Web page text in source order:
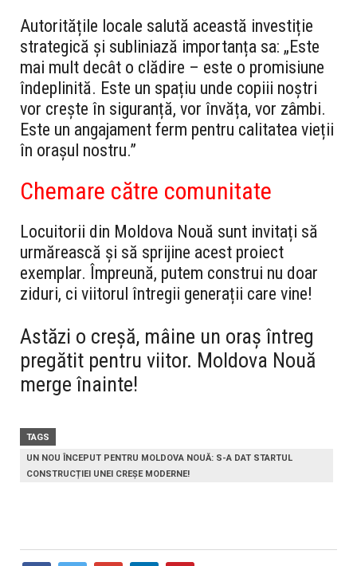
Autoritățile locale salută această investiție
strategică și subliniază importanța sa: „Este
mai mult decât o clădire – este o promisiune
îndeplinită. Este un spațiu unde copiii noștri
vor crește în siguranță, vor învăța, vor zâmbi.
Este un angajament ferm pentru calitatea vieții
în orașul nostru.”
Chemare către comunitate
Locuitorii din Moldova Nouă sunt invitați să
urmărească și să sprijine acest proiect
exemplar. Împreună, putem construi nu doar
ziduri, ci viitorul întregii generații care vine!
Astăzi o creșă, mâine un oraș întreg
pregătit pentru viitor. Moldova Nouă
merge înainte!
TAGS
UN NOU ÎNCEPUT PENTRU MOLDOVA NOUĂ: S-A DAT STARTUL
CONSTRUCȚIEI UNEI CREȘE MODERNE!